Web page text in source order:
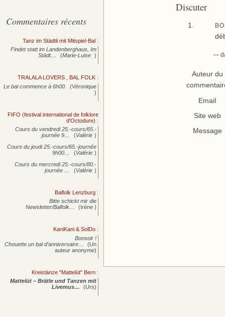
Discuter
—
Auteur du
Email
Site web
Message
Commentaires récents
Tanz im Städtli mit Mitspiel-Bal :
Findet statt im Landenberghaus, Im
Städt…
(Marie-Luise )
TRALALA LOVERS , BAL FOLK :
Le bal commence à 6h00.
(Véronique
)
FIFO (festival international de folklore
d'Octodure) :
Cours du vendredi 25.-cours/65.-
journée 9… (Valérie )
Cours du jeudi 25.-cours/65.-journée
9h00…
(Valérie )
Cours du mercredi 25.-cours/80.-
journée … (Valérie )
Balfolk Lenzburg :
Bitte schickt mir die
Newsletter/Balfolk…
(Irène )
KaniKani & SolDo :
Bonsoir !
Chouette un bal d’anniversaire…
(Un
auteur anonyme)
Kreistänze "Mattelüt" Bern :
Mattelüt – Brätle und Tanzen mit
Livemus…
(Urs)